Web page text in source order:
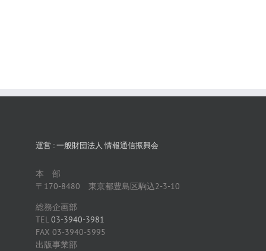
運営 : 一般財団法人 情報通信振興会
本 部
〒170-8480 東京都豊島区駒込2-3-10
総務企画部
TEL03-3940-3981
FAX 03-3940-5995
出版事業部